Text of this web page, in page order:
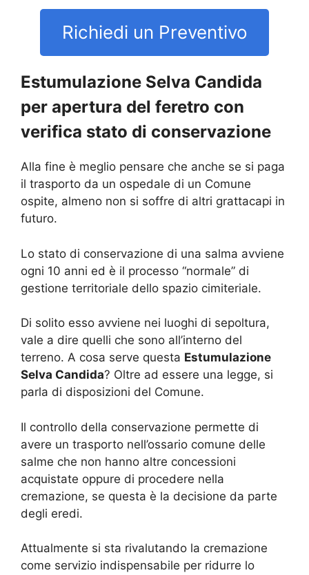
Richiedi un Preventivo
Estumulazione Selva Candida
per apertura del feretro con
verifica stato di conservazione
Alla fine è meglio pensare che anche se si paga
il trasporto da un ospedale di un Comune
ospite, almeno non si soffre di altri grattacapi in
futuro.
Lo stato di conservazione di una salma avviene
ogni 10 anni ed è il processo “normale” di
gestione territoriale dello spazio cimiteriale.
Di solito esso avviene nei luoghi di sepoltura,
vale a dire quelli che sono all’interno del
terreno. A cosa serve questa Estumulazione
Selva Candida? Oltre ad essere una legge, si
parla di disposizioni del Comune.
Il controllo della conservazione permette di
avere un trasporto nell’ossario comune delle
salme che non hanno altre concessioni
acquistate oppure di procedere nella
cremazione, se questa è la decisione da parte
degli eredi.
Attualmente si sta rivalutando la cremazione
come servizio indispensabile per ridurre lo